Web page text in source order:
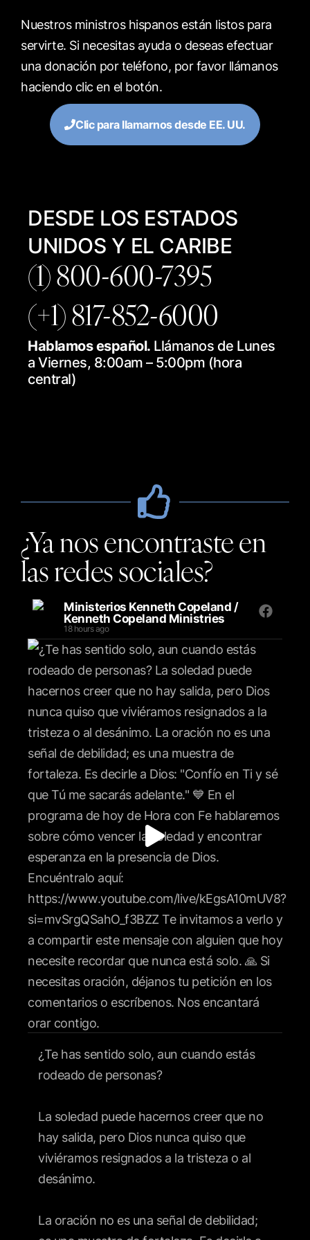
Nuestros ministros hispanos están listos para
servirte. Si necesitas ayuda o deseas efectuar
una donación por teléfono, por favor llámanos
haciendo clic en el botón.
Clic para llamarnos desde EE. UU.
DESDE LOS ESTADOS
UNIDOS Y EL CARIBE
(1) 800-600-7395
(+1) 817-852-6000
Hablamos español. Llámanos de Lunes
a Viernes, 8:00am – 5:00pm (hora
central)
¿Ya nos encontraste en
las redes sociales?
Ministerios Kenneth Copeland /
Kenneth Copeland Ministries
18 hours ago
¿Te has sentido solo, aun cuando estás
rodeado de personas?
La soledad puede hacernos creer que no
hay salida, pero Dios nunca quiso que
viviéramos resignados a la tristeza o al
desánimo.
La oración no es una señal de debilidad;